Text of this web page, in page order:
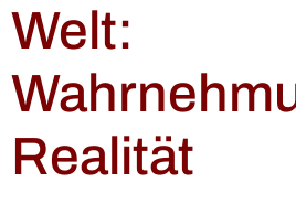
Welt:
Realität